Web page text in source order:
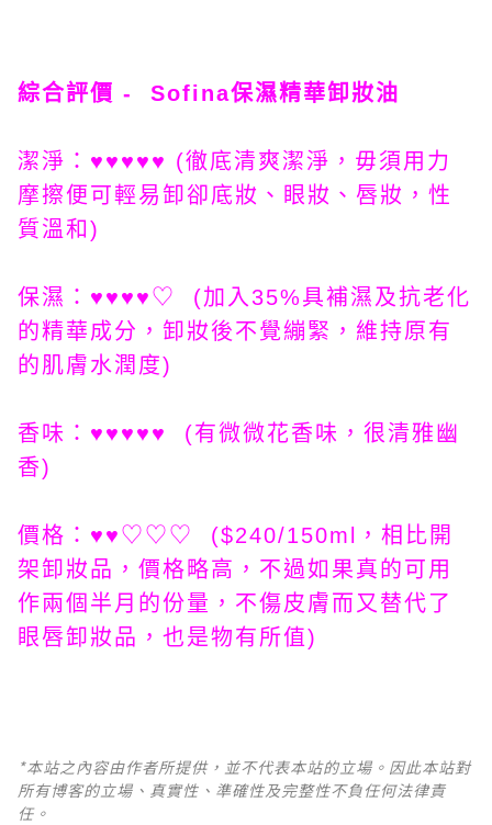
綜合評價 - Sofina保濕精華卸妝油
潔淨：♥♥♥♥♥ (徹底清爽潔淨，毋須用力
摩擦便可輕易卸卻底妝、眼妝、唇妝，性
質溫和)
保濕：♥♥♥♥♡ (加入35%具補濕及抗老化
的精華成分，卸妝後不覺繃緊，維持原有
的肌膚水潤度)
香味：♥♥♥♥♥ (有微微花香味，很清雅幽
香)
價格：♥♥♡♡♡ ($240/150ml，相比開
架卸妝品，價格略高，不過如果真的可用
作兩個半月的份量，不傷皮膚而又替代了
眼唇卸妝品，也是物有所值)
*本站之內容由作者所提供，並不代表本站的立場。因此本站對
所有博客的立場、真實性、準確性及完整性不負任何法律責
任。